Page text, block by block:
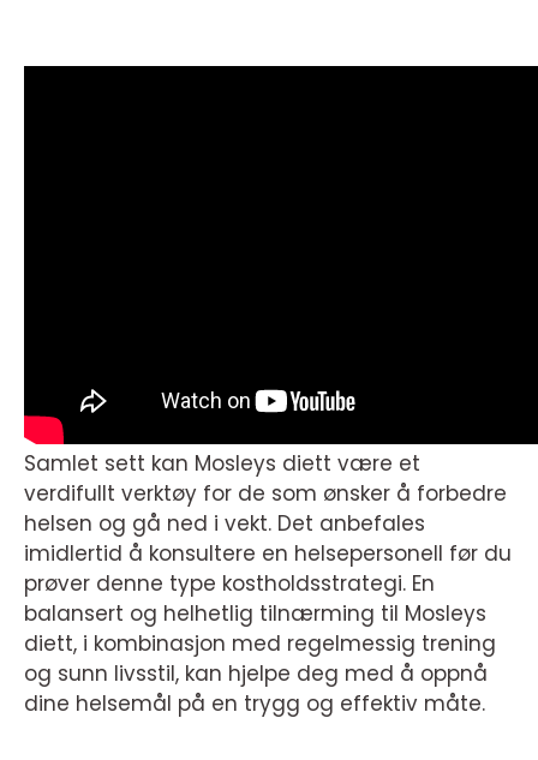
Samlet sett kan Mosleys diett være et
verdifullt verktøy for de som ønsker å forbedre
helsen og gå ned i vekt. Det anbefales
imidlertid å konsultere en helsepersonell før du
prøver denne type kostholdsstrategi. En
balansert og helhetlig tilnærming til Mosleys
diett, i kombinasjon med regelmessig trening
og sunn livsstil, kan hjelpe deg med å oppnå
dine helsemål på en trygg og effektiv måte.